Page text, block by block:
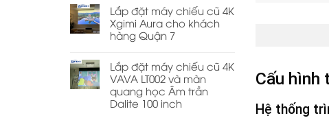
Lắp đặt máy chiếu cũ 4K
Xgimi Aura cho khách
hàng Quận 7
Lắp đặt máy chiếu cũ 4K
VAVA LT002 và màn
quang học Âm trần
Dalite 100 inch
Cấu hình
Hệ thống